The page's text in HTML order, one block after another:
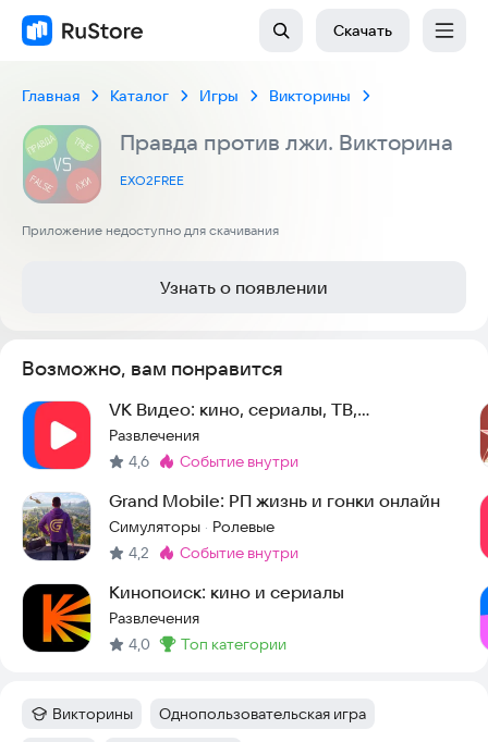
Скачать
Главная Каталог Игры Викторины
Правда против лжи. Викторина
EXO2FREE
Приложение недоступно для скачивания
Узнать о появлении
Возможно, вам понравится
VK Видео: кино, сериалы, ТВ,
мультфильмы и клипы
Развлечения
4,6 Метка:
событие внутри
Grand Mobile: РП жизнь и гонки онлайн
Симуляторы · Ролевые
4,2
Метка:
событие внутри
Кинопоиск: кино и сериалы
Развлечения
4,0
Метка:
топ категории
Категория:
Викторины Тег:
Однопользовательская игра